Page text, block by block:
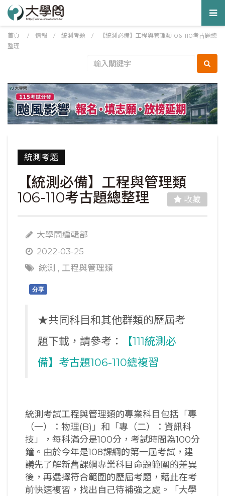
首頁 / 情報 / 統測考題 /
【統測必備】工程與管理類106-110考古題總
整理
統測考題
【統測必備】工程與管理類
106-110考古題總整理
收藏
大學問編輯部
2022-03-25
統測 , 工程與管理類
分享
★共同科目和其他群類的歷屆考
題下載，請參考：
【111統測必
備】考古題106-110總複習
統測考試工程與管理類的專業科目包括「專
（一）：物理(B)」和「專（二）：資訊科
技」，每科滿分是100分，考試時間為100分
鐘。由於今年是108課綱的第一屆考試，建
議先了解新舊課綱專業科目命題範圍的差異
後，再選擇符合範圍的歷屆考題，藉此在考
前快速複習，找出自己待補強之處。「大學